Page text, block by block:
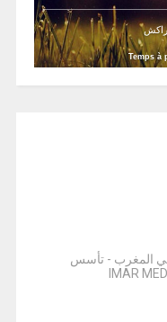
Temps à
في المغرب - تأسس